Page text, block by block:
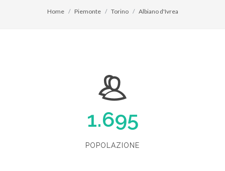
Home Piemonte Torino Albiano d'Ivrea
1.695
POPOLAZIONE